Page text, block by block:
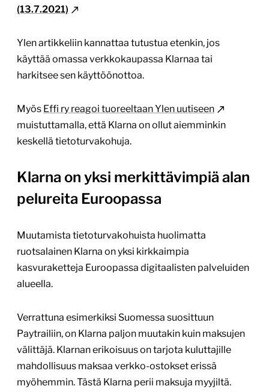
(13.7.2021)
Ylen artikkeliin kannattaa tutustua etenkin, jos
käyttää omassa verkkokaupassa Klarnaa tai
harkitsee sen käyttöönottoa.
Myös Effi ry reagoi tuoreeltaan Ylen uutiseen
muistuttamalla, että Klarna on ollut aiemminkin
keskellä tietoturvakohuja.
Klarna on yksi merkittävimpiä alan
pelureita Euroopassa
Muutamista tietoturvakohuista huolimatta
ruotsalainen Klarna on yksi kirkkaimpia
kasvuraketteja Euroopassa digitaalisten palveluiden
alueella.
Verrattuna esimerkiksi Suomessa suosittuun
Paytrailiin, on Klarna paljon muutakin kuin maksujen
välittäjä. Klarnan erikoisuus on tarjota kuluttajille
mahdollisuus maksaa verkko-ostokset erissä
myöhemmin. Tästä Klarna perii maksuja myyjiltä.